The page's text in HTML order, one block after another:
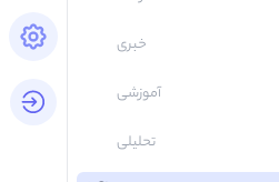
Open settings panel
login button
خبری
آموزشی
تحلیلی